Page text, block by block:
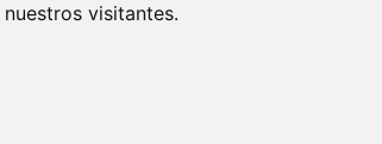
visitantes.